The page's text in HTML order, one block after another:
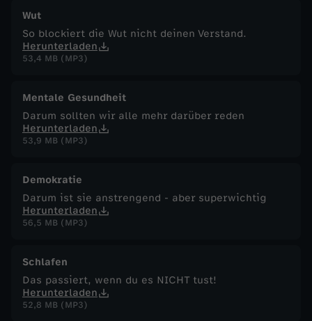
Wut
So blockiert die Wut nicht deinen Verstand.
Herunterladen
53,4 MB (MP3)
Mentale Gesundheit
Darum sollten wir alle mehr darüber reden
Herunterladen
53,9 MB (MP3)
Demokratie
Darum ist sie anstrengend - aber superwichtig
Herunterladen
56,5 MB (MP3)
Schlafen
Das passiert, wenn du es NICHT tust!
Herunterladen
52,8 MB (MP3)